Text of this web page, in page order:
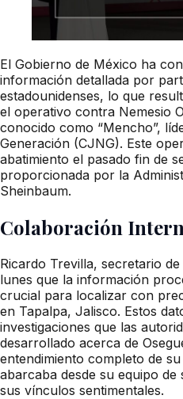
El Gobierno de México ha
información detallada por
estadounidenses, lo que
el operativo contra Nemesio
conocido como “Mencho”,
Generación (CJNG). Este
abatimiento el pasado fin de
proporcionada por la
Sheinbaum.
Colaboración
Ricardo Trevilla, secretario
lunes que la información
crucial para localizar con
en Tapalpa, Jalisco. Estos
investigaciones que las
desarrollado acerca de
entendimiento completo de
abarcaba desde su equipo
sus vínculos sentimentales.